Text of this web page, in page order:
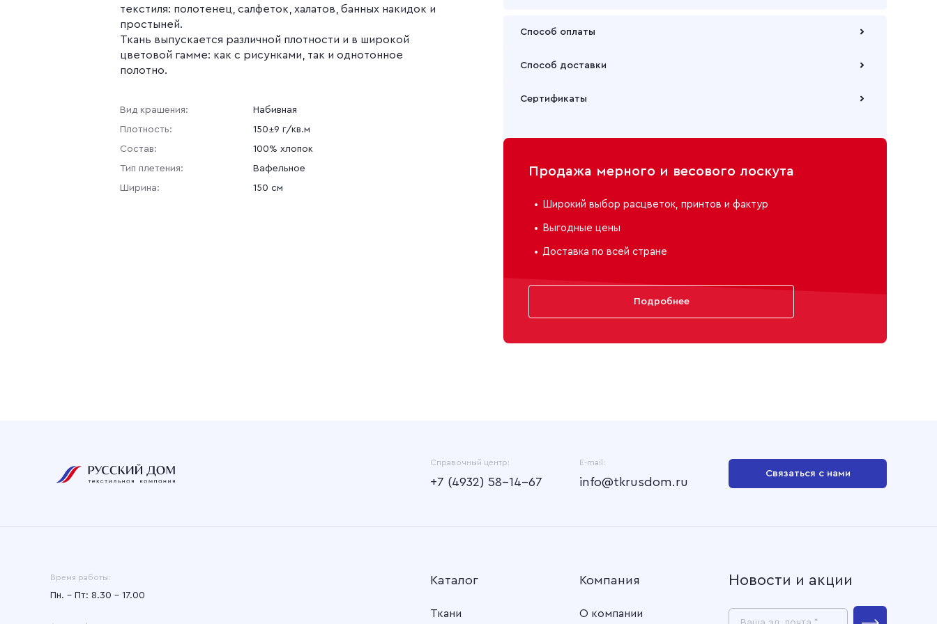
текстиля: полотенец, салфеток, халатов, банных накидок и
простыней.
Ткань выпускается различной плотности и в широкой
цветовой гамме: как с рисунками, так и однотонное
полотно.
Вид крашения:
Набивная
Плотность:
150±9 г/кв.м
Состав:
100% хлопок
Тип плетения:
Вафельное
Ширина:
150 см
Способ оплаты
Способ доставки
или через транспортную компанию на Ваш выбор
Сертификаты
Продажа мерного и весового лоскута
Широкий выбор расцветок, принтов и фактур
Выгодные цены
Доставка по всей стране
Подробнее
Справочный центр:
+7 (4932) 58-14-67
E-mail:
info@tkrusdom.ru
Связаться с нами
Время работы:
Пн. – Пт: 8.30 – 17.00
Каталог
Ткани
Компания
О компании
Новости и акции